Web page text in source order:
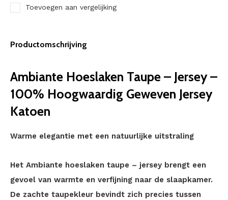
Toevoegen aan vergelijking
Productomschrijving
Ambiante Hoeslaken Taupe – Jersey –
100% Hoogwaardig Geweven Jersey
Katoen
Warme elegantie met een natuurlijke uitstraling
Het Ambiante hoeslaken taupe – jersey brengt een
gevoel van warmte en verfijning naar de slaapkamer.
De zachte taupekleur bevindt zich precies tussen